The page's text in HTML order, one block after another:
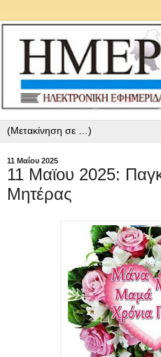
11 Μαΐου 2025
11 Μαϊου 2025:
Μητέρας